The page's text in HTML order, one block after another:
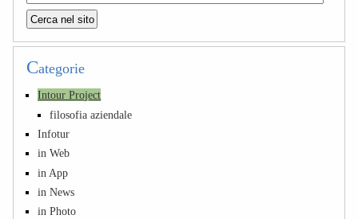
Categorie
Intour Project
filosofia aziendale
Infotur
in Web
in App
in News
in Photo